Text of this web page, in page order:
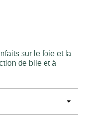
sur le foie et la
de bile et à